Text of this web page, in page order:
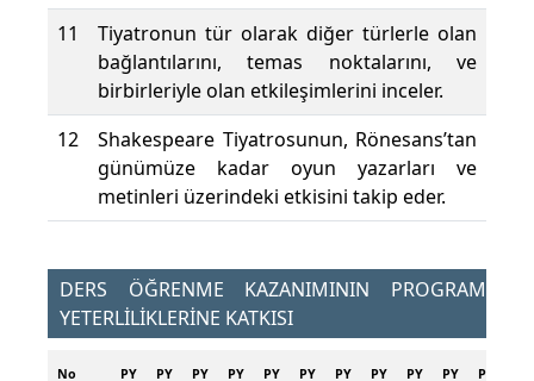
11
Tiyatronun tür olarak diğer türlerle olan
bağlantılarını, temas noktalarını, ve
birbirleriyle olan etkileşimlerini inceler.
12
Shakespeare Tiyatrosunun, Rönesans’tan
günümüze kadar oyun yazarları ve
metinleri üzerindeki etkisini takip eder.
DERS ÖĞRENME KAZANIMININ PROGRAM
YETERLİLİKLERİNE KATKISI
No
PY
PY
PY
PY
PY
PY
PY
PY
PY
PY
PY